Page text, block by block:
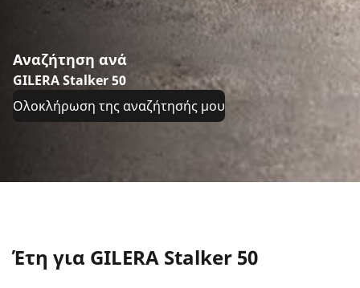
Αναζήτηση ανά
GILERA Stalker 50
Ολοκλήρωση της αναζήτησής μου
Έτη για GILERA Stalker 50